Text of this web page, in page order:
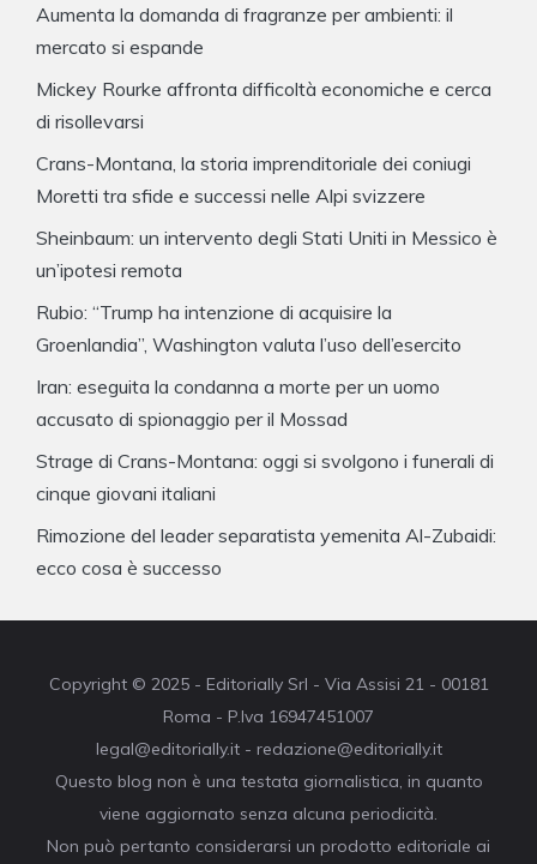
Aumenta la domanda di fragranze per ambienti: il
mercato si espande
Mickey Rourke affronta difficoltà economiche e cerca
di risollevarsi
Crans-Montana, la storia imprenditoriale dei coniugi
Moretti tra sfide e successi nelle Alpi svizzere
Sheinbaum: un intervento degli Stati Uniti in Messico è
un’ipotesi remota
Rubio: “Trump ha intenzione di acquisire la
Groenlandia”, Washington valuta l’uso dell’esercito
Iran: eseguita la condanna a morte per un uomo
accusato di spionaggio per il Mossad
Strage di Crans-Montana: oggi si svolgono i funerali di
cinque giovani italiani
Rimozione del leader separatista yemenita Al-Zubaidi:
ecco cosa è successo
Copyright © 2025 - Editorially Srl - Via Assisi 21 - 00181
Roma - P.Iva 16947451007
legal@editorially.it - redazione@editorially.it
Questo blog non è una testata giornalistica, in quanto
viene aggiornato senza alcuna periodicità.
Non può pertanto considerarsi un prodotto editoriale ai